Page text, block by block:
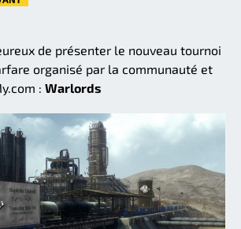
de présenter le nouveau tournoi
organisé par la communauté et
: Warlords